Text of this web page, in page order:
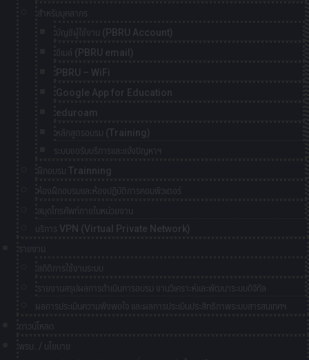
สำหรับบุคลากร
บัญชีผู้ใช้งาน (PBRU Account)
อีเมล์ (PBRU email)
PBRU – WiFi
Google App for Education
eduroam
หลักสูตรอบรม (Training)
ระบบขอรับบริการและแจ้งปัญหาฯ
ฝึกอบรม Trainning
ห้องฝึกอบรมและห้องปฏิบัติการคอมพิวเตอร์
สมุดโทรศัพท์ภายในหน่วยงาน
บริการ VPN (Virtual Private Network)
รายงาน
สถิติการใช้งานระบบ
รายงานสรุปผลการดำเนินการอบรม งานวิเคราะห์และพัฒนาระบบดิจิทัล
ผลการประเมินความพึงพอใจ และผลการประเมินประสิทธิภาพระบบสารสนเทศฯ
ดาวน์โหลด
พรบ. / นโยบาย